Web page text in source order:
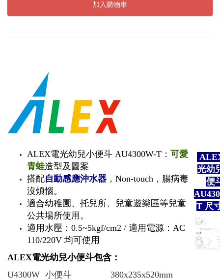
加入購物車
ALEX電光幼兒小便斗 AU4300W-T： 可愛
青蛙造型及圖案
搭配自動感應沖水器 ，Non-touch，腸病毒
沒煩惱。
適合幼稚園、托兒所、兒童遊樂區等兒童
公共場所使用。
適用水壓：0.5~5kgf/cm2 / 適用電源：AC
110/220V 均可使用
ALEX電光幼兒小便斗包含：
U4300W 小便斗
380x235x520mm
光幼
便
T 尺